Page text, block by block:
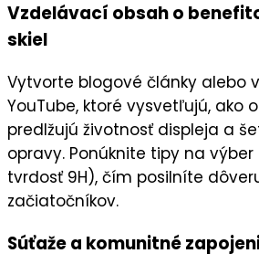
Vzdelávací obsah o
skiel
Vytvorte blogové články alebo
YouTube, ktoré vysvetľujú, ako
predlžujú životnosť displeja a
opravy. Ponúknite tipy na výber
tvrdosť 9H), čím posilníte
začiatočníkov.
Súťaže a komunitné